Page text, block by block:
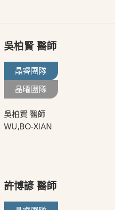
吳柏賢 醫師
晶睿團隊
晶曜團隊
吳柏賢 醫師
WU,BO-XIAN
許博諺 醫師